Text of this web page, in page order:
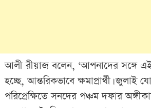
আলী রীয়াজ বলেন, ‘আপনাদের সঙ্গে
হচ্ছে, আন্তরিকভাবে ক্ষমাপ্রার্থী। জুলাই
পরিপ্রেক্ষিতে সনদের পঞ্চম দফার